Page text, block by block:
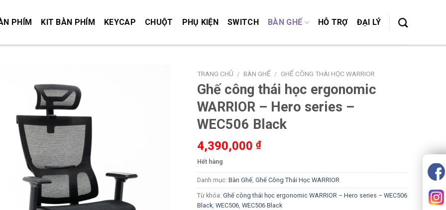
PHÍM KIT BÀN PHÍM KEYCAP CHUỘT PHỤ KIỆN SWITCH BÀN GHẾ HỖ TRỢ ĐẠI LÝ
TRANG CHỦ / BÀN GHẾ / GHẾ CÔNG THÁI HỌC WARRIOR
Ghế công thái học ergonomic
WARRIOR – Hero series –
WEC506 Black
4,390,000 ₫
Hết hàng
Danh mục: Bàn Ghế, Ghế Công Thái Học WARRIOR
Từ khóa: Ghế công thái học ergonomic WARRIOR – Hero series – WEC506
Black, WEC506, WEC506 Black